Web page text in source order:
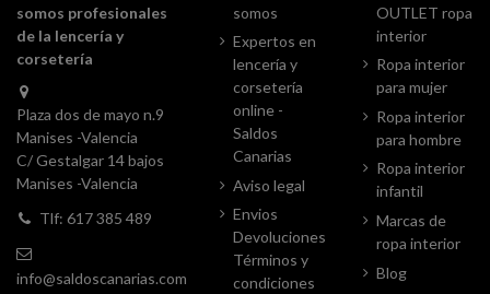
somos profesionales
de la lencería y
corsetería
Plaza dos de mayo n.9
Manises -Valencia
C/ Gestalgar 14 bajos
Manises -Valencia
Tlf: 617 385 489
info@saldoscanarias.com
somos
Expertos en
lencería y
corsetería
online -
Saldos
Canarias
Aviso legal
Envios
Devoluciones
Términos y
condiciones
OUTLET ropa
interior
Ropa interior
para mujer
Ropa interior
para hombre
Ropa interior
infantil
Marcas de
ropa interior
Blog